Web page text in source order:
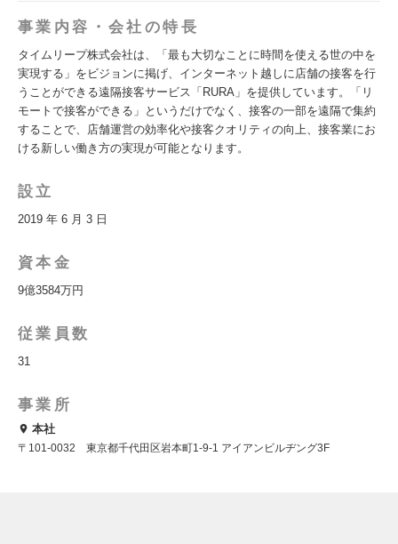
事業内容・会社の特長
タイムリープ株式会社は、「最も大切なことに時間を使える世の中を
実現する」をビジョンに掲げ、インターネット越しに店舗の接客を行
うことができる遠隔接客サービス「RURA」を提供しています。「リ
モートで接客ができる」というだけでなく、接客の一部を遠隔で集約
することで、店舗運営の効率化や接客クオリティの向上、接客業にお
ける新しい働き方の実現が可能となります。
設立
2019 年 6 月 3 日
資本金
9億3584万円
従業員数
31
事業所
本社
〒101-0032 東京都千代田区岩本町1-9-1 アイアンビルヂング3F